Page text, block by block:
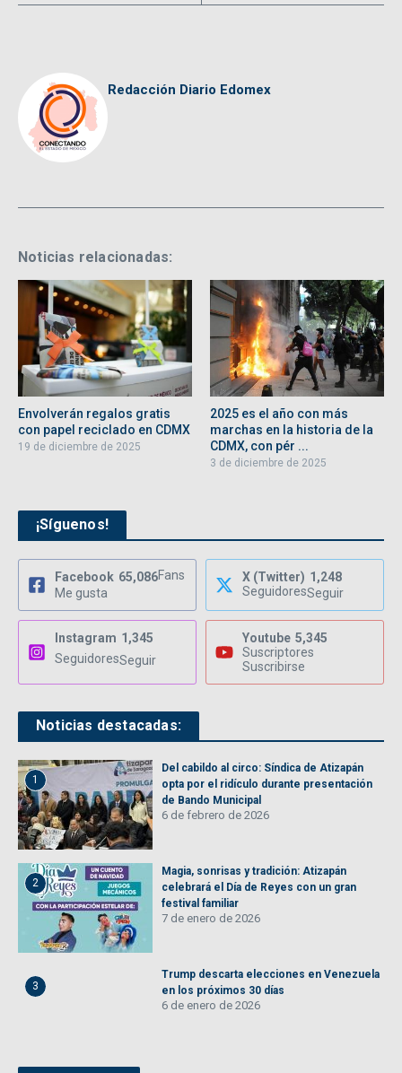
Redacción Diario Edomex
Noticias relacionadas:
Envolverán regalos gratis
con papel reciclado en CDMX
19 de diciembre de 2025
2025 es el año con más
marchas en la historia de la
CDMX, con pér ...
3 de diciembre de 2025
¡Síguenos!
Facebook 65,086Fans
Me gusta
X (Twitter) 1,248
SeguidoresSeguir
Instagram 1,345
SeguidoresSeguir
Youtube 5,345
Suscriptores
Suscribirse
Noticias destacadas:
1
Del cabildo al circo: Síndica de Atizapán
opta por el ridículo durante presentación
de Bando Municipal
6 de febrero de 2026
2
Magia, sonrisas y tradición: Atizapán
celebrará el Día de Reyes con un gran
festival familiar
7 de enero de 2026
3
Trump descarta elecciones en Venezuela
en los próximos 30 días
6 de enero de 2026